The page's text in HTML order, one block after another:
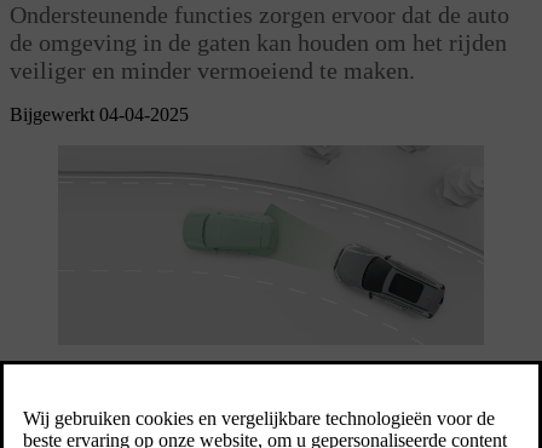
Bijgewerkt 04-04-2025
Ondersteunende functies zorgen ervoor dat de auto
de omgeving in de gaten kan houden om het rijden
veiliger en minder vermoeiend te maken.
kunnen je actief helpen bij een aantal rijhandelingen en informatie
geven zodat je als bestuurder beter beslissingen kunt nemen.